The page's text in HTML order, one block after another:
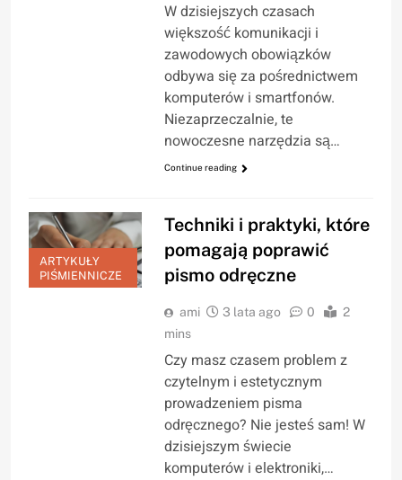
W dzisiejszych czasach
większość komunikacji i
zawodowych obowiązków
odbywa się za pośrednictwem
komputerów i smartfonów.
Niezaprzeczalnie, te
nowoczesne narzędzia są…
Continue reading
ARTYKUŁY
PIŚMIENNICZE
Techniki i praktyki, które
pomagają poprawić
pismo odręczne
ami 3 lata ago 0
2
mins
Czy masz czasem problem z
czytelnym i estetycznym
prowadzeniem pisma
odręcznego? Nie jesteś sam! W
dzisiejszym świecie
komputerów i elektroniki,…